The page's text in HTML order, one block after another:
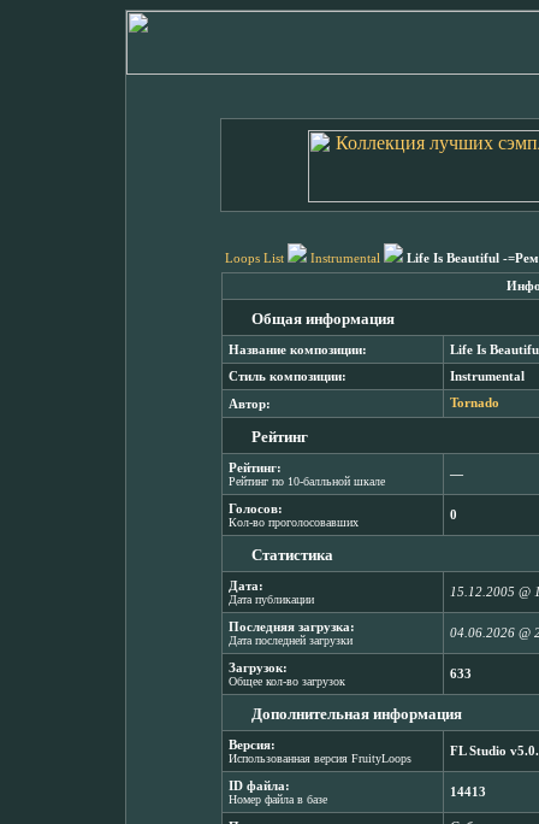
Loops List Instrumental Life Is Beautiful -
Общая информация
Название композиции: Life Is
Стиль композиции: Instrumental
Автор: Tornado
Рейтинг
Рейтинг:
Рейтинг по 10-балльной шкале
―
Голосов:
Кол-во проголосовавших
0
Статистика
Дата:
Дата публикации
15.12.2005 @
Последняя загрузка:
Дата последней загрузки
04.06.2026 @
Загрузок:
Общее кол-во загрузок
633
Дополнительная информация
Версия:
Использованная версия FruityLoops
FL Studio
ID файла:
Номер файла в базе
14413